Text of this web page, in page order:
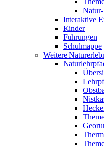
Interaktive
Kinder
Führungen
Schulmappe
Weitere